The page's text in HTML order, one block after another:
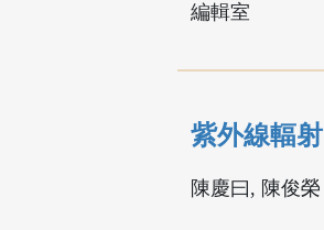
編輯室
紫外線輻射
陳慶曰, 陳俊榮